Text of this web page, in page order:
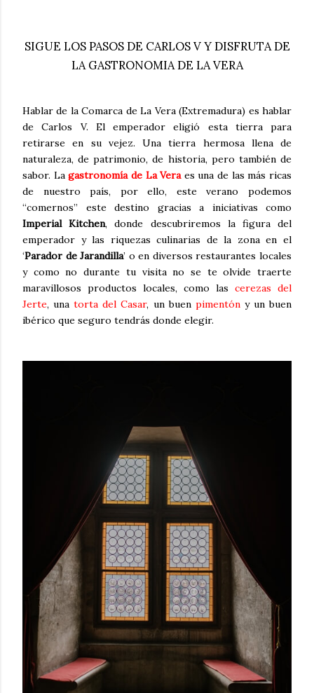
SIGUE LOS PASOS DE CARLOS V Y DISFRUTA DE
LA GASTRONOMIA DE LA VERA
Hablar de la Comarca de La Vera (Extremadura) es hablar
de Carlos V. El emperador eligió esta tierra para
retirarse en su vejez. Una tierra hermosa llena de
naturaleza, de patrimonio, de historia, pero también de
sabor. Lagastronomía de La Veraes una de las más ricas
de nuestro país, por ello, este verano podemos
“comernos” este destino gracias a iniciativas como
Imperial Kitchen, donde descubriremos la figura del
emperador y las riquezas culinarias de la zona en el
‘Parador de Jarandilla’ o en diversos restaurantes locales
y como no durante tu visita no se te olvide traerte
maravillosos productos locales, como las cerezas del
Jerte, unatorta del Casar, un buen pimentóny un buen
ibérico que seguro tendrás donde elegir.